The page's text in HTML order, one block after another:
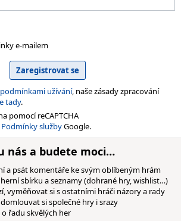
e-mailem
podmínkami užívání, naše zásady zpracování
tady.
pomocí reCAPTCHA
Podmínky službyGoogle.
nás a budete moci…
a psát komentáře ke svým oblíbeným hrám
sbírku a seznamy (dohrané hry, wishlist…)
vyměňovat si s ostatními hráči názory a rady
si společné hry i srazy
řadu skvělých her